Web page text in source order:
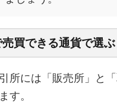
買できる通貨で選ぶ
所には「販売所」と
す。